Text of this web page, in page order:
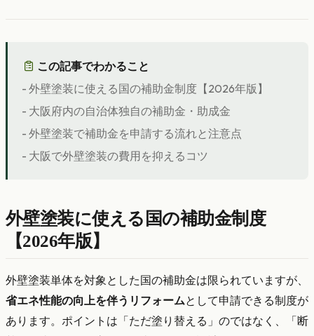
この記事でわかること
- 外壁塗装に使える国の補助金制度【2026年版】
- 大阪府内の自治体独自の補助金・助成金
- 外壁塗装で補助金を申請する流れと注意点
- 大阪で外壁塗装の費用を抑えるコツ
外壁塗装に使える国の補助金制度
【2026年版】
外壁塗装単体を対象とした国の補助金は限られていますが、
省エネ性能の向上を伴うリフォームとして申請できる制度が
あります。ポイントは「ただ塗り替える」のではなく、「断